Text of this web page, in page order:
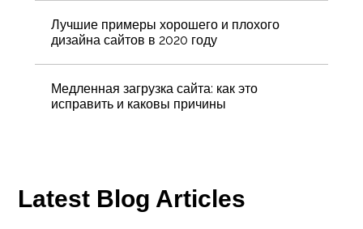
Лучшие примеры хорошего и плохого
дизайна сайтов в 2020 году
Медленная загрузка сайта: как это
исправить и каковы причины
Latest Blog Articles